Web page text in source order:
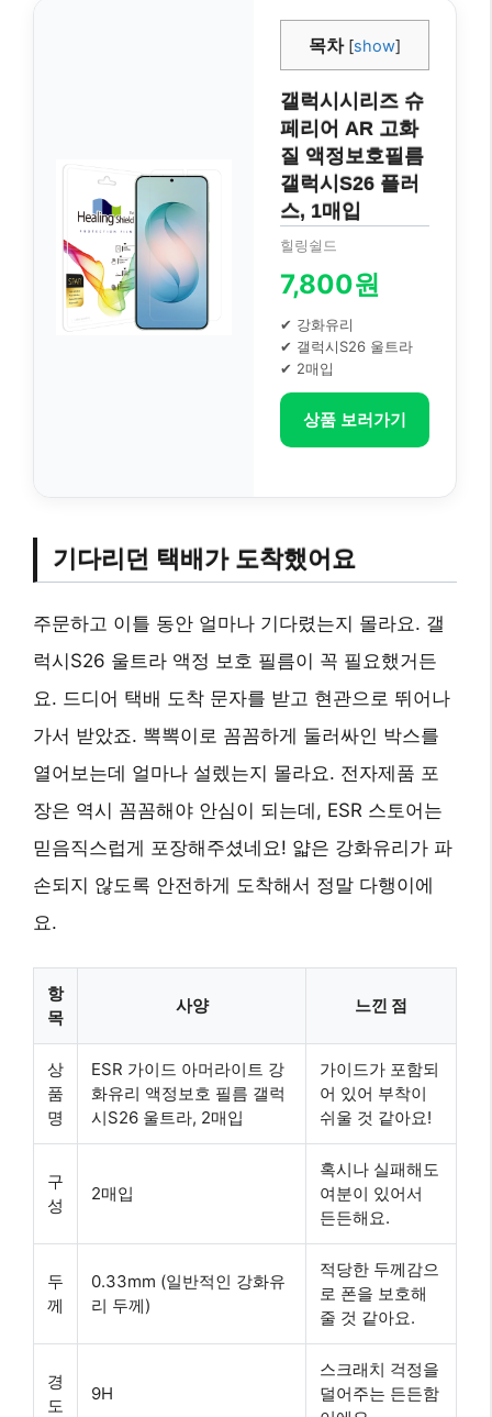
목차 [show]
갤럭시시리즈 슈
페리어 AR 고화
질 액정보호필름
갤럭시S26 플러
스, 1매입
힐링쉴드
7,800원
✔ 강화유리
✔ 갤럭시S26 울트라
✔ 2매입
상품 보러가기
기다리던 택배가 도착했어요
주문하고 이틀 동안 얼마나 기다렸는지 몰라요. 갤
럭시S26 울트라 액정 보호 필름이 꼭 필요했거든
요. 드디어 택배 도착 문자를 받고 현관으로 뛰어나
가서 받았죠. 뽁뽁이로 꼼꼼하게 둘러싸인 박스를
열어보는데 얼마나 설렜는지 몰라요. 전자제품 포
장은 역시 꼼꼼해야 안심이 되는데, ESR 스토어는
믿음직스럽게 포장해주셨네요! 얇은 강화유리가 파
손되지 않도록 안전하게 도착해서 정말 다행이에
요.
항
목
사양 느낀 점
상
품
명
ESR 가이드 아머라이트 강
화유리 액정보호 필름 갤럭
시S26 울트라, 2매입
가이드가 포함되
어 있어 부착이
쉬울 것 같아요!
구
성
2매입
혹시나 실패해도
여분이 있어서
든든해요.
두
께
0.33mm (일반적인 강화유
리 두께)
적당한 두께감으
로 폰을 보호해
줄 것 같아요.
경
도
9H
스크래치 걱정을
덜어주는 든든함